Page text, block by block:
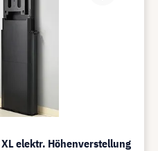
elektr. Höhenverstellung